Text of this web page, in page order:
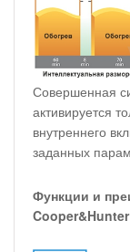
Совершенная
активируется
внутреннего
заданных
Функции и